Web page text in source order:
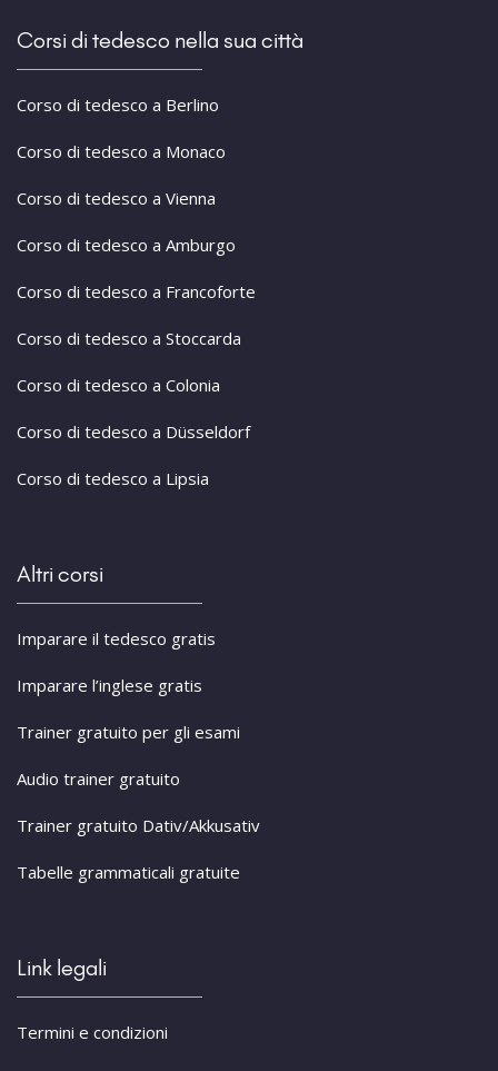
Corsi di tedesco nella sua città
Corso di tedesco a Berlino
Corso di tedesco a Monaco
Corso di tedesco a Vienna
Corso di tedesco a Amburgo
Corso di tedesco a Francoforte
Corso di tedesco a Stoccarda
Corso di tedesco a Colonia
Corso di tedesco a Düsseldorf
Corso di tedesco a Lipsia
Altri corsi
Imparare il tedesco gratis
Imparare l’inglese gratis
Trainer gratuito per gli esami
Audio trainer gratuito
Trainer gratuito Dativ/Akkusativ
Tabelle grammaticali gratuite
Link legali
Termini e condizioni